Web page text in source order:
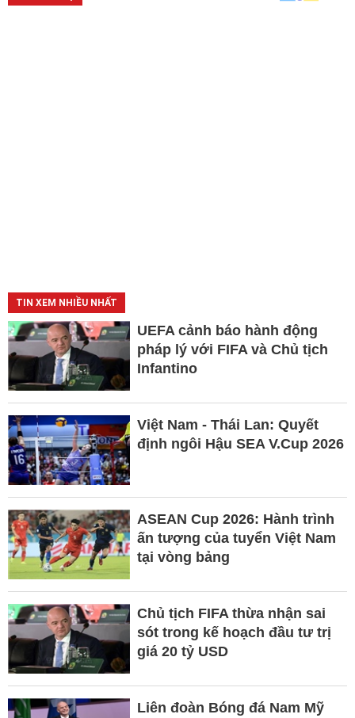
TIN XEM NHIỀU NHẤT
UEFA cảnh báo hành động
pháp lý với FIFA và Chủ tịch
Infantino
Việt Nam - Thái Lan: Quyết
định ngôi Hậu SEA V.Cup 2026
ASEAN Cup 2026: Hành trình
ấn tượng của tuyển Việt Nam
tại vòng bảng
Chủ tịch FIFA thừa nhận sai
sót trong kế hoạch đầu tư trị
giá 20 tỷ USD
Liên đoàn Bóng đá Nam Mỹ